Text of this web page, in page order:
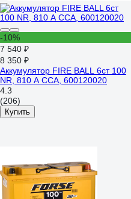
-10%
7 540 ₽
8 350 ₽
Аккумулятор FIRE BALL 6ст 100
NR, 810 А CCA, 600120020
4.3
(206)
Купить